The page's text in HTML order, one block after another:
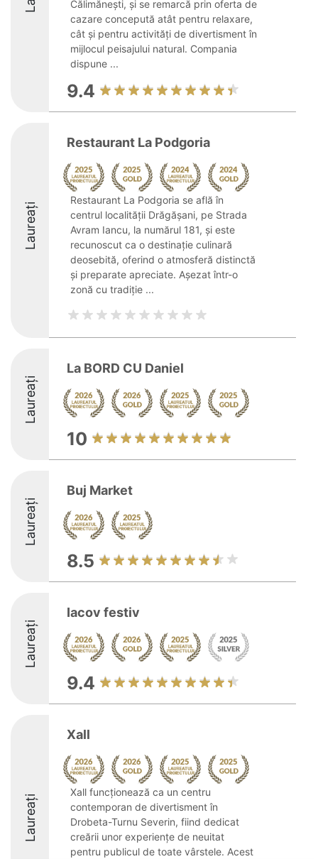
Călimănești, și se remarcă prin oferta de
cazare concepută atât pentru relaxare,
cât și pentru activități de divertisment în
mijlocul peisajului natural. Compania
dispune ...
9.4
Laureați
Restaurant La Podgoria
Restaurant La Podgoria se află în
centrul localității Drăgășani, pe Strada
Avram Iancu, la numărul 181, și este
recunoscut ca o destinație culinară
deosebită, oferind o atmosferă distinctă
și preparate apreciate. Așezat într-o
zonă cu tradiție ...
Laureați
La BORD CU Daniel
10
Laureați
Buj Market
8.5
Laureați
Iacov festiv
9.4
Laureați
Xall
Xall funcționează ca un centru
contemporan de divertisment în
Drobeta-Turnu Severin, fiind dedicat
creării unor experiențe de neuitat
pentru publicul de toate vârstele. Acest